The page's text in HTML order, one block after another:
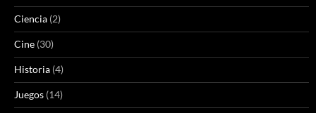
Ciencia (2)
Cine (30)
Historia (4)
Juegos (14)